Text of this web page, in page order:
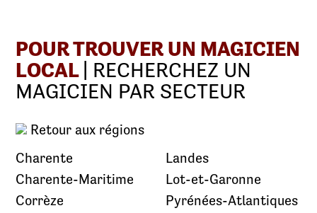
POUR TROUVER UN MAGICIEN
LOCAL | RECHERCHEZ UN
MAGICIEN PAR SECTEUR
Retour aux régions
Charente
Charente-Maritime
Corrèze
Landes
Lot-et-Garonne
Pyrénées-Atlantiques